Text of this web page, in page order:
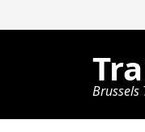
Brussels